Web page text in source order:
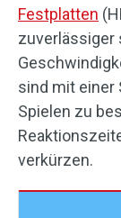
Festplatten
zuverlässiger
sind mit einer
Spielen zu
verkürzen.